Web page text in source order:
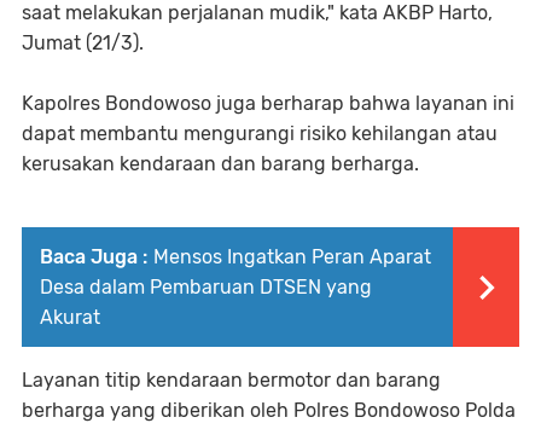
saat melakukan perjalanan mudik," kata AKBP Harto,
Jumat (21/3).
Kapolres Bondowoso juga berharap bahwa layanan ini
dapat membantu mengurangi risiko kehilangan atau
kerusakan kendaraan dan barang berharga.
Baca Juga : Mensos Ingatkan Peran Aparat
Desa dalam Pembaruan DTSEN yang
Akurat
Layanan titip kendaraan bermotor dan barang
berharga yang diberikan oleh Polres Bondowoso Polda